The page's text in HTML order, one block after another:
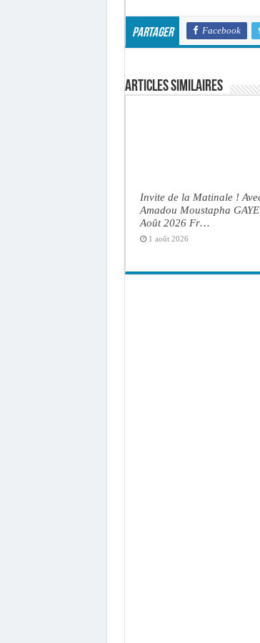
Partager Facebook
Articles similaires
Invite de la Matinale !
Amadou Moustapha
Août 2026 Fr…
1 août 2026